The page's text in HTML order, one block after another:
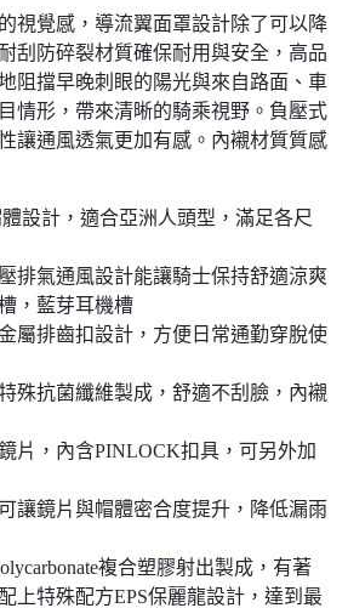
視覺感，導流翼面罩設計除了可以降
刮防碎裂材質確保耐用與安全，高品
阻擋早晚刺眼的陽光與來自路面、車
情形，帶來清晰的騎乘視野。負壓式
讓通風透氣更加有感。內襯材質質感
設計，適合亞洲人頭型，滿足各尺
排氣通風設計能讓騎士保持舒適涼爽
，藍芽耳機槽
屬排齒扣設計，方便日常通勤穿脫使
殊抗菌纖維製成，舒適不刮臉，內襯
片，內含PINLOCK扣具，可另外加
讓鏡片與帽體密合度提升，降低漏雨
複合塑膠射出製成，有著
上特殊配方EPS保麗龍設計，達到最